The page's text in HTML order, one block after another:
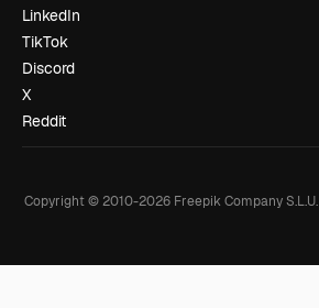
LinkedIn
TikTok
Discord
X
Reddit
Copyright © 2010-2026Freepik Company S.L.U.